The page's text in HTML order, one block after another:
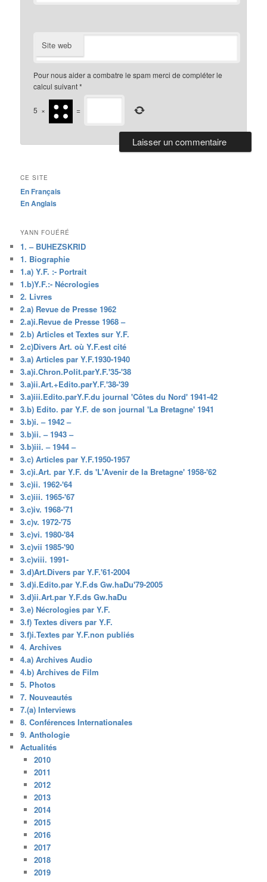
Site web
Pour nous aider a combatre le spam merci de compléter le
calcul suivant*
5 × =
CE SITE
En Français
En Anglais
YANN FOUÉRÉ
1. – BUHEZSKRID
1. Biographie
1.a) Y.F. :- Portrait
1.b)Y.F.:- Nécrologies
2. Livres
2.a) Revue de Presse 1962
2.a)i.Revue de Presse 1968 –
2.b) Articles et Textes sur Y.F.
2.c)Divers Art. où Y.F.est cité
3.a) Articles par Y.F.1930-1940
3.a)i.Chron.Polit.parY.F.'35-'38
3.a)ii.Art.+Edito.parY.F.'38-'39
3.a)iii.Edito.parY.F.du journal 'Côtes du Nord' 1941-42
3.b) Edito. par Y.F. de son journal 'La Bretagne' 1941
3.b)i. – 1942 –
3.b)ii. – 1943 –
3.b)iii. – 1944 –
3.c) Articles par Y.F.1950-1957
3.c)i.Art. par Y.F. ds 'L'Avenir de la Bretagne' 1958-'62
3.c)ii. 1962-'64
3.c)iii. 1965-'67
3.c)iv. 1968-'71
3.c)v. 1972-'75
3.c)vi. 1980-'84
3.c)vii 1985-'90
3.c)viii. 1991-
3.d)Art.Divers par Y.F.'61-2004
3.d)i.Edito.par Y.F.ds Gw.haDu'79-2005
3.d)ii.Art.par Y.F.ds Gw.haDu
3.e) Nécrologies par Y.F.
3.f) Textes divers par Y.F.
3.f)i.Textes par Y.F.non publiés
4. Archives
4.a) Archives Audio
4.b) Archives de Film
5. Photos
7. Nouveautés
7.(a) Interviews
8. Conférences Internationales
9. Anthologie
Actualités
2010
2011
2012
2013
2014
2015
2016
2017
2018
2019